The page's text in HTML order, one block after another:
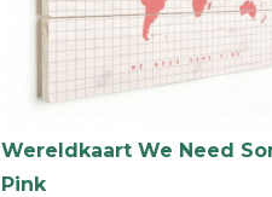
Wereldkaart We Need
Pink